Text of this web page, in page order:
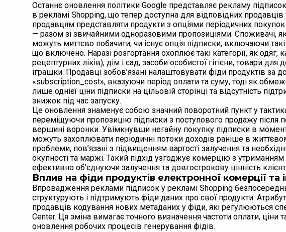
Останнє оновлення політики Google представляє рекламу
в рекламі Shopping, що тепер доступна для відповідних
продавцям представляти продукти з опціями періодичних
— разом зі звичайними одноразовими пропозиціями. Споживачі,
можуть миттєво побачити, чи існує опція підписки, включаючи такі
що включено. Наразі розгортання охоплює такі категорії, як одяг,
рецептурних ліків), дім і сад, засоби особистої гігієни, товари
іграшки. Продавці зобов’язані налаштовувати фіди продуктів за
«subscription_cost», вказуючи період оплати та суму, тоді як
лише однієї ціни підписки на цільовій сторінці та відсутність
знижок під час запуску.
Це оновлення знаменує собою значний поворотний пункт у
переміщуючи пропозицію підписки з поступового продажу після
вершині воронки. Увімкнувши негайну покупку підписки в
можуть захоплювати періодичні потоки доходів раніше в
проблеми, пов’язані з підвищенням вартості залучення та
окупності та маржі. Такий підхід узгоджує комерцію з утриманням
ефективно об’єднуючи залучення та довгострокову цінність
Вплив на фіди продуктів електронної комерції та
Впровадження реклами підписок у рекламі Shopping
структурують і підтримують фіди даних про свої продукти.
продавців кодування нових метаданих у фіди, які регулюються
Center. Ця зміна вимагає точного визначення частоти оплати, ціни
оновлення робочих процесів генерування фідів.